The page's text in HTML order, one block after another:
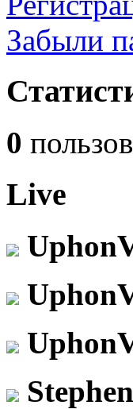
Забыли
0
Live